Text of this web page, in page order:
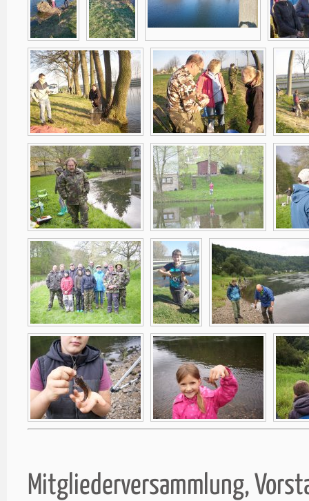
Mitgliederversammlung,